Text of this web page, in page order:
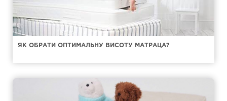
ЯК ОБРАТИ ОПТИМАЛЬНУ ВИСОТУ МАТРАЦА?